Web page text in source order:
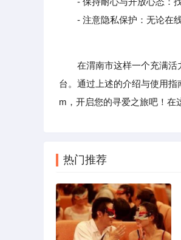
- 注意隐私保护：无论在线
在渭南市这样一个充满活力
台。通过上述的介绍与使用
m，开启您的寻爱之旅吧！在
热门推荐